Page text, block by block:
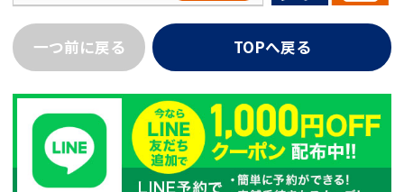
一つ前に戻る TOPへ戻る